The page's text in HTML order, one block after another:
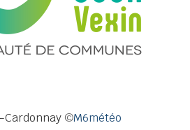
©M6météo